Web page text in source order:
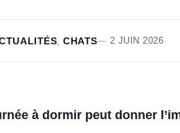
2 JUIN 2026
,CHATS
à dormir peut donner